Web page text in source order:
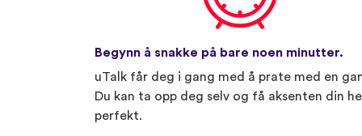
Begynn å snakke på bare noen minutter.
uTalk får deg i gang med å prate med en
Du kan ta opp deg selv og få aksenten din
perfekt.